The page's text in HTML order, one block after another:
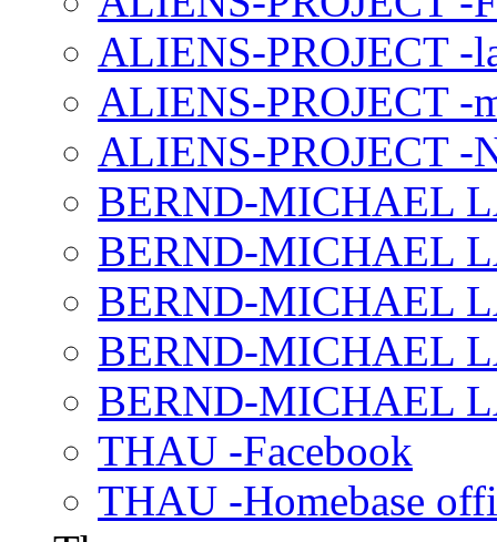
ALIENS-PROJECT -
ALIENS-PROJECT -
ALIENS-PROJECT -
BERND-MICHAEL
BERND-MICHAEL
BERND-MICHAEL
BERND-MICHAEL
BERND-MICHAEL
THAU -Facebook
THAU -Homebase